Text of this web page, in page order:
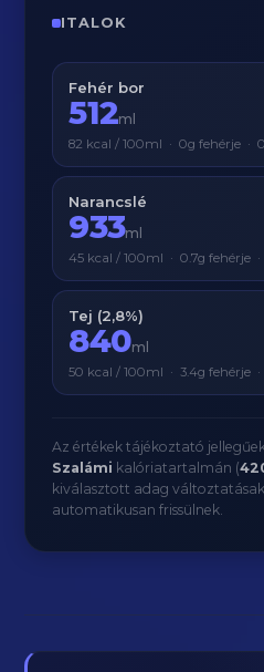
ITALOK
Fehér bor
512ml
82 kcal / 100ml · 0g fehérje ·
Narancslé
933ml
45 kcal / 100ml · 0.7g fehérje
Tej (2,8%)
840ml
50 kcal / 100ml · 3.4g fehérje ·
Az értékek tájékoztató
Szalámi kalóriatartalmán (
kiválasztott adag
automatikusan frissülnek.